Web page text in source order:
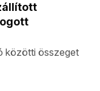
közötti összeget